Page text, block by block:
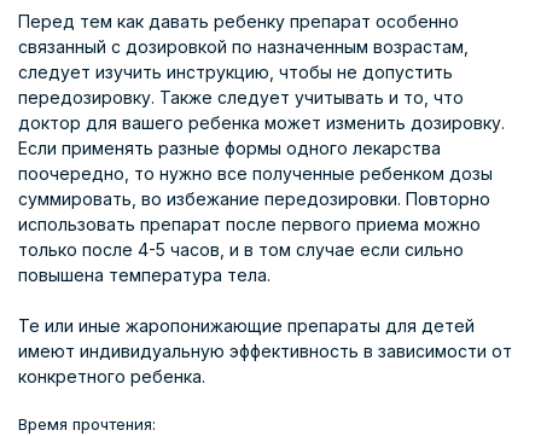
Перед тем как давать ребенку препарат особенно
связанный с дозировкой по назначенным возрастам,
следует изучить инструкцию, чтобы не допустить
передозировку. Также следует учитывать и то, что
доктор для вашего ребенка может изменить дозировку.
Если применять разные формы одного лекарства
поочередно, то нужно все полученные ребенком дозы
суммировать, во избежание передозировки. Повторно
использовать препарат после первого приема можно
только после 4-5 часов, и в том случае если сильно
повышена температура тела.
Те или иные жаропонижающие препараты для детей
имеют индивидуальную эффективность в зависимости от
конкретного ребенка.
Время прочтения: